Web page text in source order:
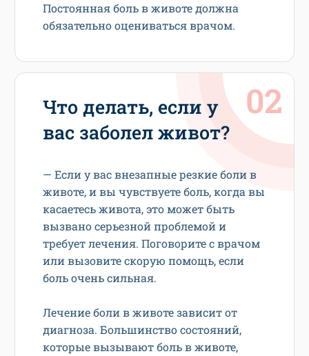
Постоянная боль в животе должна
обязательно оцениваться врачом.
Что делать, если у
вас заболел живот?
— Если у вас внезапные резкие боли в
животе, и вы чувствуете боль, когда вы
касаетесь живота, это может быть
вызвано серьезной проблемой и
требует лечения. Поговорите с врачом
или вызовите скорую помощь, если
боль очень сильная.
Лечение боли в животе зависит от
диагноза. Большинство состояний,
которые вызывают боль в животе,